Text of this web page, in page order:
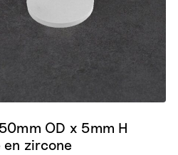
OD x 5mm H
en zircone